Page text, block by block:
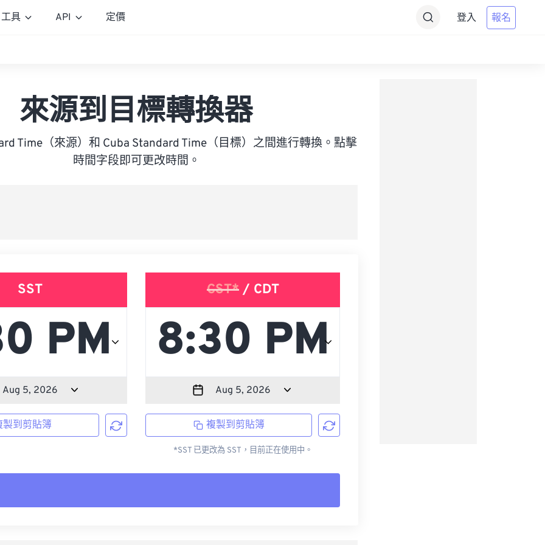
工具 API 定價 登入 報名
來源到目標轉換器
Time（來源）和 Cuba Standard Time（目標）之間進行轉換。點擊
時間字段即可更改時間。
SST
製到剪貼簿
CST*/ CDT
複製到剪貼簿
*SST 已更改為 SST，目前正在使用中。